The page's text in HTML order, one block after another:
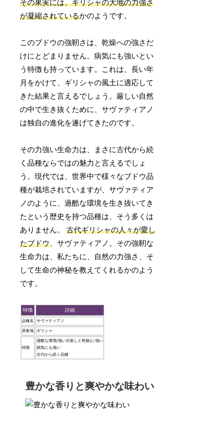
その果実には、ギリシャの大地の力強さ
が凝縮されているかのようです。
このブドウの強靭さは、乾燥への強さだ
けにとどまりません。病気にも強いとい
う特徴も持っています。これは、長い年
月をかけて、ギリシャの風土に適応して
きた結果と言えるでしょう。厳しい自然
の中で生き抜くために、サヴァティアノ
は独自の進化を遂げてきたのです。
その力強い生命力は、まさに古代から続
く品種ならではの魅力と言えるでしょ
う。現代では、世界中で様々なブドウ品
種が栽培されていますが、サヴァティア
ノのように、過酷な環境を生き抜いてき
たという歴史を持つ品種は、そう多くは
ありません。古代ギリシャの人々が愛し
たブドウ 、サヴァティアノ。その強靭な
生命力は、私たちに、自然の力強さ、そ
して生命の神秘を教えてくれるかのよう
です。
特徴 詳細
品種名 サヴァティアノ
原産地 ギリシャ
特徴
過酷な環境(強い日差しと乾燥)に強い
病気にも強い
古代から続く品種
豊かな香りと爽やかな味わい